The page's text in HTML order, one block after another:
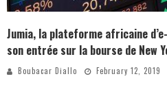
Jumia, la plateforme africaine
son entrée sur la bourse de New
Boubacar Diallo February 12, 2019